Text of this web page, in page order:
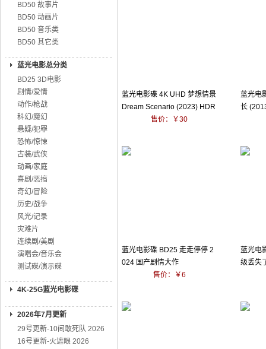
BD50 故事片
BD50 动画片
BD50 音乐类
BD50 其它类
蓝光电影总分类
BD25 3D电影
剧情/爱情
动作/枪战
科幻/魔幻
悬疑/犯罪
恐怖/惊悚
古装/武侠
动画/家庭
喜剧/恶搞
奇幻/冒险
历史/战争
风光/记录
灾难片
连续剧/美剧
演唱会/音乐会
测试碟/演示碟
4K-25G蓝光电影碟
2026年7月更新
29号更新-10间敢死队 2026
16号更新-火遮眼 2026
蓝光电影碟 4K UHD 梦想情景
Dream Scenario (2023) HDR
售价：￥30
蓝光电
长
蓝光电影碟 BD25 走走停停 2
024 国产剧情大作
售价：￥6
蓝光电
级丢失